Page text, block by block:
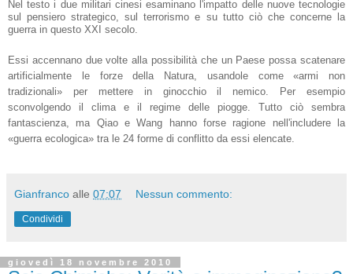
La tecnologia è come
magiche ai piedi di
una bambola
meccanica
dell'umanità. Dopo che
la molla è stata
caricata dagli interessi
hanno stabilito». Queste efficaci parole sono tratte dal libro: «Guerra
senza limiti», scritto da due colonnelli dell'aeronautica Cinese, Qiao Liang
e Wang Xiansui.
sul pensiero strategico, sul terrorismo e su tutto ciò che concerne la
guerra in questo XXI secolo.